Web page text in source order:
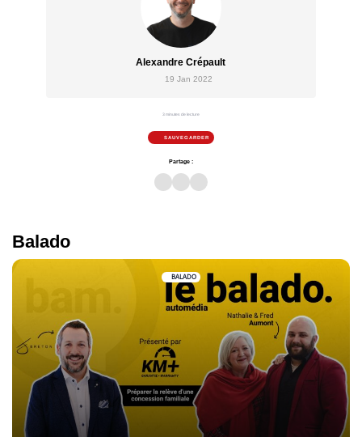
Alexandre Crépault
19 Jan 2022
3 minutes de lecture
SAUVEGARDER
Partage :
Balado
BALADO